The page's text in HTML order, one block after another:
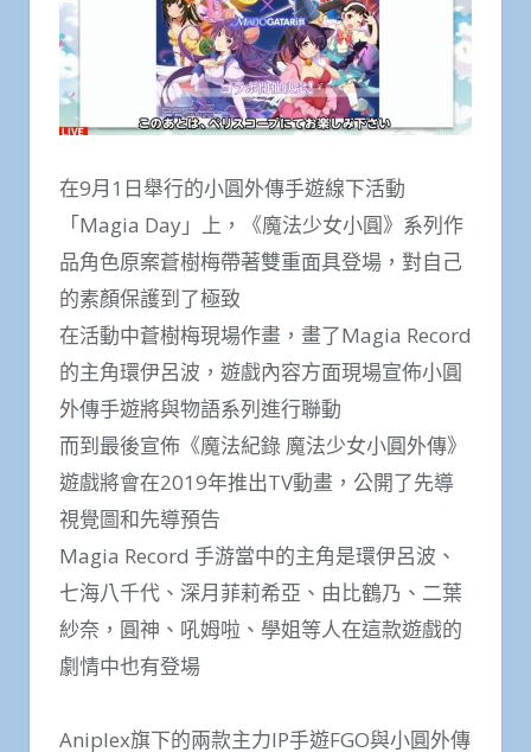
在9月1日舉行的小圓外傳手遊線下活動
「Magia Day」上，《魔法少女小圓》系列作
品角色原案蒼樹梅帶著雙重面具登場，對自己
的素顏保護到了極致
在活動中蒼樹梅現場作畫，畫了Magia Record
的主角環伊呂波，遊戲內容方面現場宣佈小圓
外傳手遊將與物語系列進行聯動
而到最後宣佈《魔法紀錄 魔法少女小圓外傳》
遊戲將會在2019年推出TV動畫，公開了先導
視覺圖和先導預告
Magia Record 手游當中的主角是環伊呂波、
七海八千代、深月菲莉希亞、由比鶴乃、二葉
紗奈，圓神、吼姆啦、學姐等人在這款遊戲的
劇情中也有登場
Aniplex旗下的兩款主力IP手遊FGO與小圓外傳